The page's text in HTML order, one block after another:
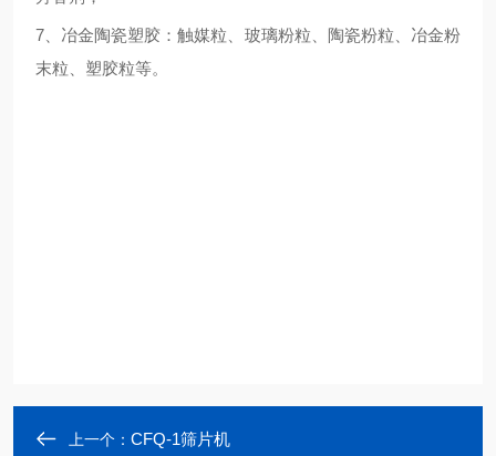
7 、冶金陶瓷塑胶：触媒粒、玻璃粉粒、陶瓷粉粒、冶金粉
末粒、塑胶粒等。
上一个： CFQ-1筛片机